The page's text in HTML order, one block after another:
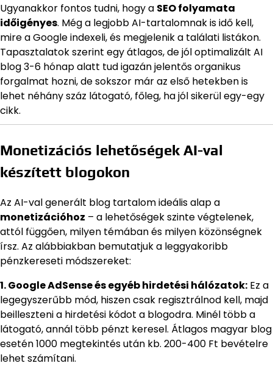
Ugyanakkor fontos tudni, hogy a SEO folyamata
időigényes. Még a legjobb AI-tartalomnak is idő kell,
mire a Google indexeli, és megjelenik a találati listákon.
Tapasztalatok szerint egy átlagos, de jól optimalizált AI
blog 3-6 hónap alatt tud igazán jelentős organikus
forgalmat hozni, de sokszor már az első hetekben is
lehet néhány száz látogató, főleg, ha jól sikerül egy-egy
cikk.
Monetizációs lehetőségek AI-val
készített blogokon
Az AI-val generált blog tartalom ideális alap a
monetizációhoz – a lehetőségek szinte végtelenek,
attól függően, milyen témában és milyen közönségnek
írsz. Az alábbiakban bemutatjuk a leggyakoribb
pénzkereseti módszereket:
1. Google AdSense és egyéb hirdetési hálózatok: Ez a
legegyszerűbb mód, hiszen csak regisztrálnod kell, majd
beilleszteni a hirdetési kódot a blogodra. Minél több a
látogató, annál több pénzt keresel. Átlagos magyar blog
esetén 1000 megtekintés után kb. 200-400 Ft bevételre
lehet számítani.